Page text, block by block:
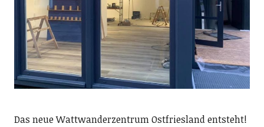
Das neue Wattwanderzentrum Ostfriesland entsteht!